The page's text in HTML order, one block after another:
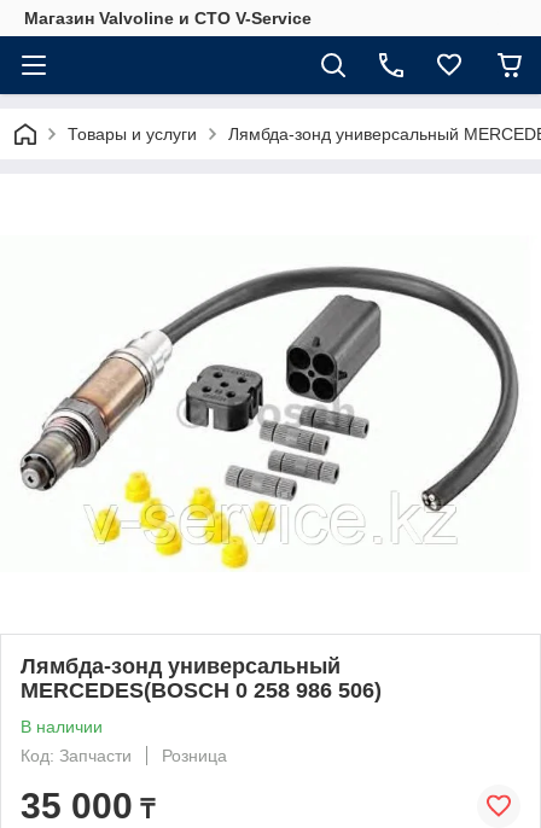
Магазин Valvoline и СТО V-Service
Товары и услуги Лямбда-зонд универсальный
Лямбда-зонд универсальный
MERCEDES(BOSCH 0 258 986 506)
В наличии
Код: Запчасти
Розница
35 000 ₸